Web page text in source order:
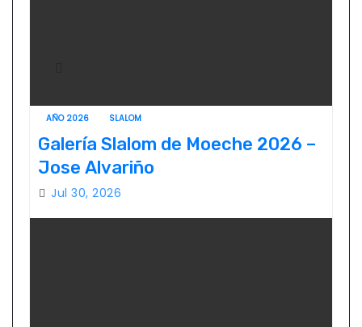
AÑO 2026 SLALOM
Galería Slalom de Moeche 2026 –
Jose Alvariño
Jul 30, 2026